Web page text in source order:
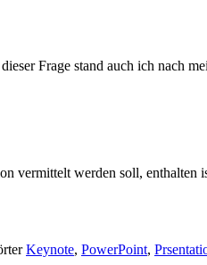
Frage stand auch ich nach
vermittelt werden soll,
Keynote, PowerPoint,